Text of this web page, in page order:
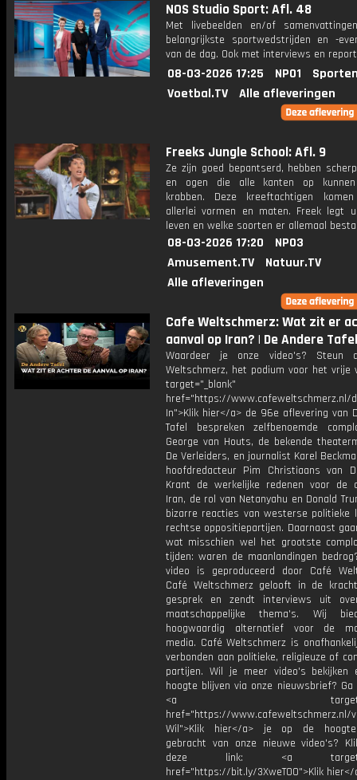
NOS Studio Sport: Afl. 48
Met livebeelden en/of
belangrijkste sportwedstrijden en -
van de dag. Ook met interviews en
08-03-2026 17:25 NPO1
Voetbal.TV
Alle afleveringen
Freeks Jungle School: Afl. 9
Ze zijn goed bepantserd, hebben
en ogen die alle kanten op kunnen
krabben. Deze kreeftachtigen
allerlei vormen en maten. Freek legt
leven en welke soorten er allemaal
08-03-2026 17:20
NPO3
Amusement.TV
Natuur.TV
Alle afleveringen
Cafe Weltschmerz: Wat zit er
aanval op Iran? | De Andere Tafel
Waardeer je onze video's? Steun
Weltschmerz, het podium voor het vrije
target="_blank"
href="https://www.cafeweltschmerz.nl/
In">Klik hier</a> de 96e aflevering van
Tafel bespreken zelfbenoemde
George van Houts, de bekende
De Verleiders, en journalist Karel
hoofdredacteur Pim Christiaans van
Krant de werkelijke redenen voor de
Iran, de rol van Netanyahu en Donald
bizarre reacties van westerse politieke
rechtse oppositiepartijen. Daarnaast
wat misschien wel het grootste
tijden: waren de maanlandingen
video is geproduceerd door Café
Café Weltschmerz gelooft in de
gesprek en zendt interviews uit
maatschappelijke thema's. Wij
hoogwaardig alternatief voor de
media. Café Weltschmerz is
verbonden aan politieke, religieuze of
partijen. Wil je meer video's bekijken
hoogte blijven via onze nieuwsbrief? Ga
<a
href="https://www.cafeweltschmerz.nl/
Wil">Klik hier</a> je op de
gebracht van onze nieuwe video's?
deze link: <a
href="https://bit.ly/3XweTO0">Klik hier</